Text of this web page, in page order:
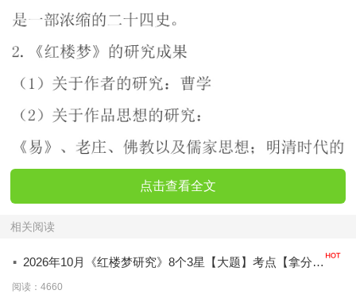
点击查看全文
相关阅读
· 2026年10月《红楼梦研究》8个3星【大题】考点【拿分必
背】
阅读：4660